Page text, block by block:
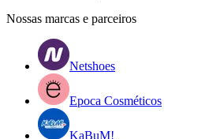
Nossas marcas e parceiros
Netshoes
Epoca Cosméticos
KaBuM!